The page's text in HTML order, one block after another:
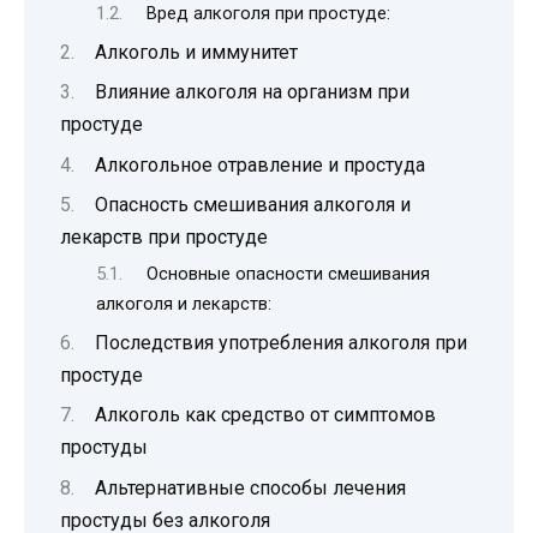
Вред алкоголя при простуде:
Алкоголь и иммунитет
Влияние алкоголя на организм при
простуде
Алкогольное отравление и простуда
Опасность смешивания алкоголя и
лекарств при простуде
Основные опасности смешивания
алкоголя и лекарств:
Последствия употребления алкоголя при
простуде
Алкоголь как средство от симптомов
простуды
Альтернативные способы лечения
простуды без алкоголя